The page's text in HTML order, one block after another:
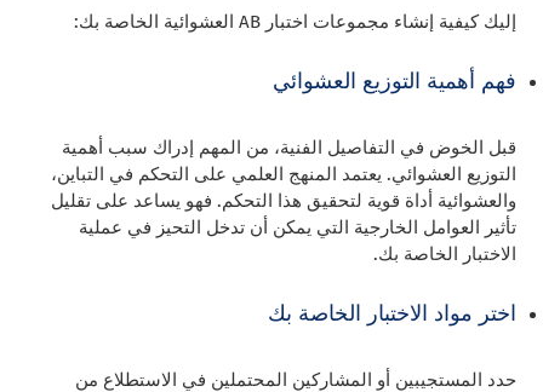
إليك كيفية إنشاء مجموعات اختبار AB العشوائية الخاصة بك:
فهم أهمية التوزيع العشوائي
قبل الخوض في التفاصيل الفنية، من المهم إدراك سبب أهمية
التوزيع العشوائي. يعتمد المنهج العلمي على التحكم في التباين،
والعشوائية أداة قوية لتحقيق هذا التحكم. فهو يساعد على تقليل
تأثير العوامل الخارجية التي يمكن أن تدخل التحيز في عملية
الاختبار الخاصة بك.
اختر مواد الاختبار الخاصة بك
حدد المستجيبين أو المشاركين المحتملين في الاستطلاع من